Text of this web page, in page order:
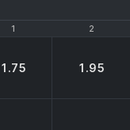
1 2
1 2
1.75 1.95